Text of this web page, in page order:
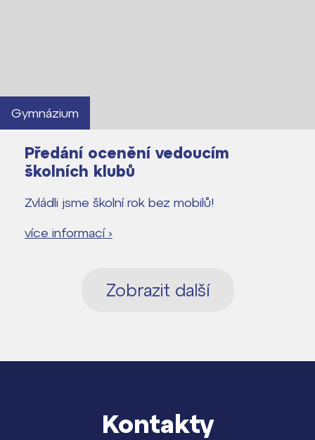
Gymnázium
Předání ocenění vedoucím
školních klubů
Zvládli jsme školní rok bez mobilů!
více informací ›
Zobrazit další
Kontakty